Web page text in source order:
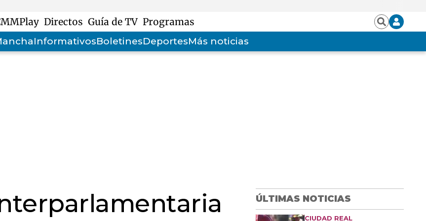
Directos Guía de TV Programas BuscarIniciar
sesión
InformativosBoletinesDeportesMás noticias
ÚLTIMAS NOTICIAS
CIUDAD REAL